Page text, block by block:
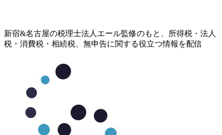
コ
ン
新宿&名古屋の税理士法人エール監修のもと、所得税・法人
税・消費税・相続税、無申告に関する役立つ情報を配信